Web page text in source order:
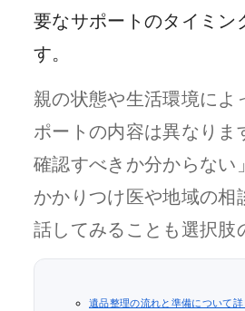
要なサポートのタイミン
す。
親の状態や生活環境によ
ポートの内容は異なりま
確認すべきか分からない
かかりつけ医や地域の相
話してみることも選択肢
遺品整理の流れと準備について